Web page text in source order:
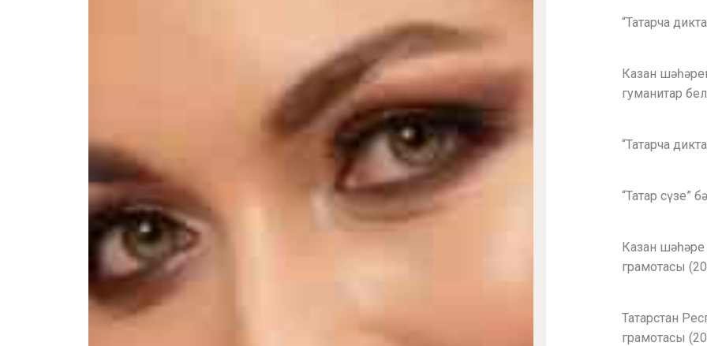
“Татарча
Казан
гуманитар
“Татарча
“Татар сүзе”
Казан
грамотасы
Татарстан
грамотасы